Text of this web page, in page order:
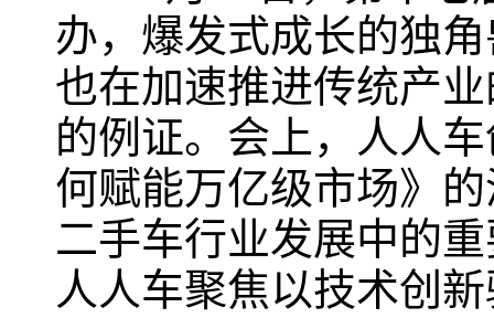
办，爆发式成长的独
也在加速推进传统产
的例证。会上，人人
何赋能万亿级市场》
二手车行业发展中的
人人车聚焦以技术创